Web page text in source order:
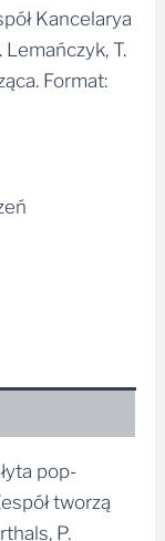
Lemańczyk, T.
Format:
pop-
tworzą
P.